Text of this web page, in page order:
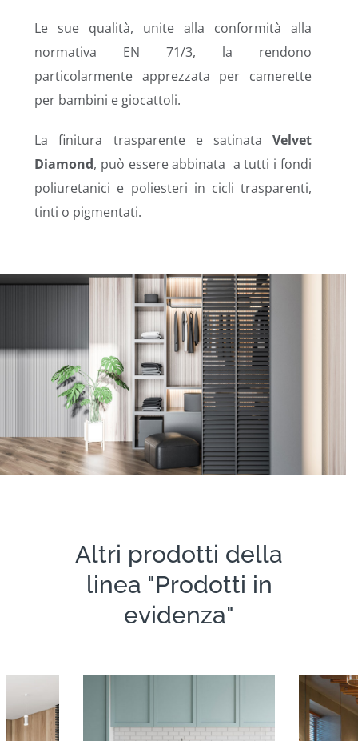
Le sue qualità, unite alla conformità alla
normativa EN 71/3, la rendono
particolarmente apprezzata per camerette
per bambini e giocattoli.
La finitura trasparente e satinata Velvet
Diamond, può essere abbinata a tutti i fondi
poliuretanici e poliesteri in cicli trasparenti,
tinti o pigmentati.
Altri prodotti della
linea "Prodotti in
evidenza"
PRODOTTI IN EVIDENZA